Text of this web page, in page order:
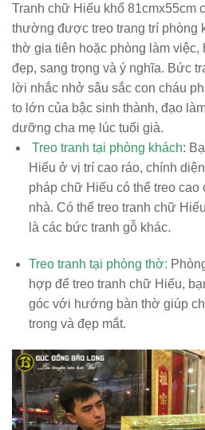
Tranh chữ Hiếu khổ 81cmx55cm
thường được treo trang trí phòng
thờ gia tiên hoặc phòng làm việc,
đẹp, sang trọng và ý nghĩa. Bức
lời nhắc nhở sâu sắc con cháu
to lớn của bậc sinh thành, đạo
dưỡng cha mẹ lúc tuổi già.
Treo tranh tại phòng khách:
Hiếu ở vị trí cao ráo, chính
pháp chữ Hiếu có thể treo
nhà. Có thể treo tranh chữ
là các bức tranh gỗ khác.
Treo tranh tại phòng thờ:
hợp để treo tranh chữ Hiếu,
góc với hướng bàn thờ giúp
trong và đẹp mắt.